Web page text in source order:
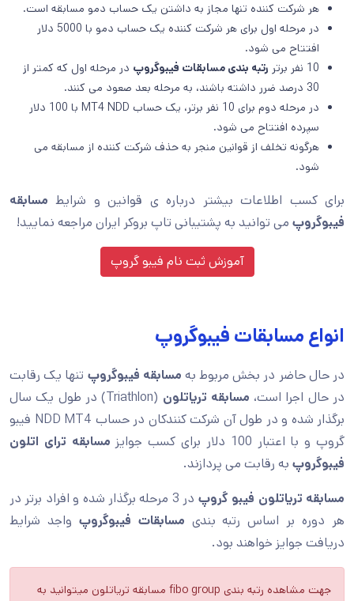
هر شرکت کننده تنها مجاز به داشتن یک حساب دمو مسابقه است.
در مرحله اول برای هر شرکت کننده یک حساب دمو با 5000 دلار
افتتاح می شود.
10 نفر برتر
رتبه بندی مسابقات فیبوگروپ در مرحله اول که کمتر از
30 درصد ضرر داشته باشند، به مرحله بعد صعود می کنند.
در مرحله دوم برای 10 نفر برتر، یک حساب MT4 NDD با 100 دلار
سپرده افتتاح می شود.
هرگونه تخلف از قوانین منجر به حذف شرکت کننده از مسابقه می
شود.
برای کسب اطلاعات بیشتر درباره ی قوانین و شرایط مسابقه
فیبوگروپ می توانید به پشتیبانی تاپ بروکر ایران مراجعه نمایید!
آموزش ثبت نام فیبو گروپ
انواع مسابقات فیبوگروپ
در حال حاضر در بخش مربوط به مسابقه فیبوگروپ تنها یک رقابت
در حال اجرا است، مسابقه تریاتلون
(Triathlon) در طول یک سال
برگذار شده و در طول آن شرکت کنندکان در حساب NDD MT4 فیبو
گروپ و با اعتبار 100 دلار برای کسب جوایز
مسابقه ترای اتلون
فیبوگروپ به رقابت می پردازند.
مسابقه تریاتلون فیبو گروپ
در 3 مرحله برگذار شده و افراد برتر در
هر دوره بر اساس رتبه بندی مسابقات فیبوگروپ واجد شرایط
دریافت جوایز خواهند بود.
جهت مشاهده رتبه بندی fibo group مسابقه تریاتلون میتوانید به